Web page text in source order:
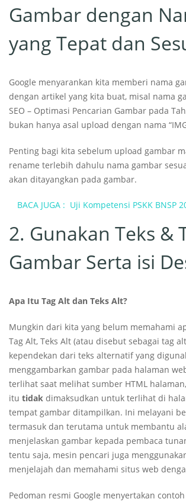
Gambar dengan
yang Tepat dan
Google menyarankan kita memberi nama
dengan artikel yang kita buat, misal nama
SEO – Optimasi Pencarian Gambar pada
bukan hanya asal upload dengan nama
Penting bagi kita sebelum upload gambar
rename terlebih dahulu nama gambar
akan ditayangkan pada gambar.
BACA JUGA : Uji Kompetensi PSKK BNSP
2. Gunakan Teks &
Gambar Serta isi
Apa Itu Tag Alt dan Teks Alt?
Mungkin dari kita yang belum memahami
Tag Alt, Teks Alt (atau disebut sebagai tag
kependekan dari teks alternatif yang
menggambarkan gambar pada halaman
terlihat saat melihat sumber HTML halaman,
itu tidak dimaksudkan untuk terlihat di
tempat gambar ditampilkan. Ini melayani
termasuk dan terutama untuk membantu
menjelaskan gambar kepada pembaca
tentu saja, mesin pencari juga
menjelajah dan memahami situs web
Pedoman resmi Google menyertakan